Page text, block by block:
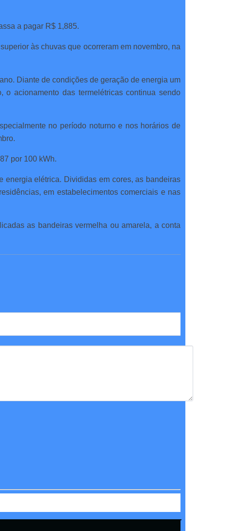
a pagar R$ 1,885.
às chuvas que ocorreram em novembro, na
Diante de condições de geração de energia um
acionamento das termelétricas continua sendo
no período noturno e nos horários de
por 100 kWh.
energia elétrica. Divididas em cores, as bandeiras
em estabelecimentos comerciais e nas
as bandeiras vermelha ou amarela, a conta